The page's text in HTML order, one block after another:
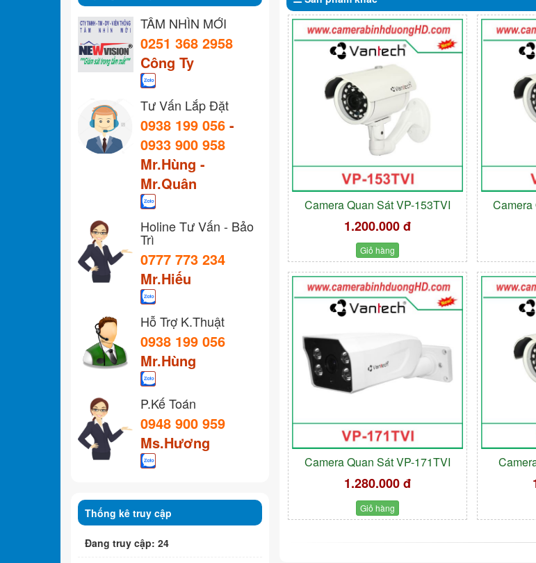
Camera Quan Sát VP-153TVI
1.200.000 đ
Giỏ hàng
Camera
Camera Quan Sát VP-171TVI
1.280.000 đ
Giỏ hàng
TẦM NHÌN MỚI
0251 368 2958
Công Ty
Tư Vấn Lắp Đặt
0938 199 056 -
0933 900 958
Mr.Hùng -
Mr.Quân
Holine Tư Vấn - Bảo
Trì
0777 773 234
Mr.Hiếu
Hỗ Trợ K.Thuật
0938 199 056
Mr.Hùng
P.Kế Toán
0948 900 959
Ms.Hương
Thống kê truy cập
Đang truy cập: 24